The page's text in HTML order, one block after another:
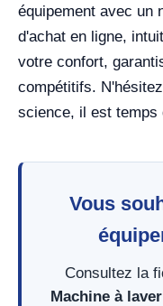
équipement avec un
d'achat en ligne,
votre confort,
compétitifs.
science, il est temps
Vous
Consultez la
Machine à